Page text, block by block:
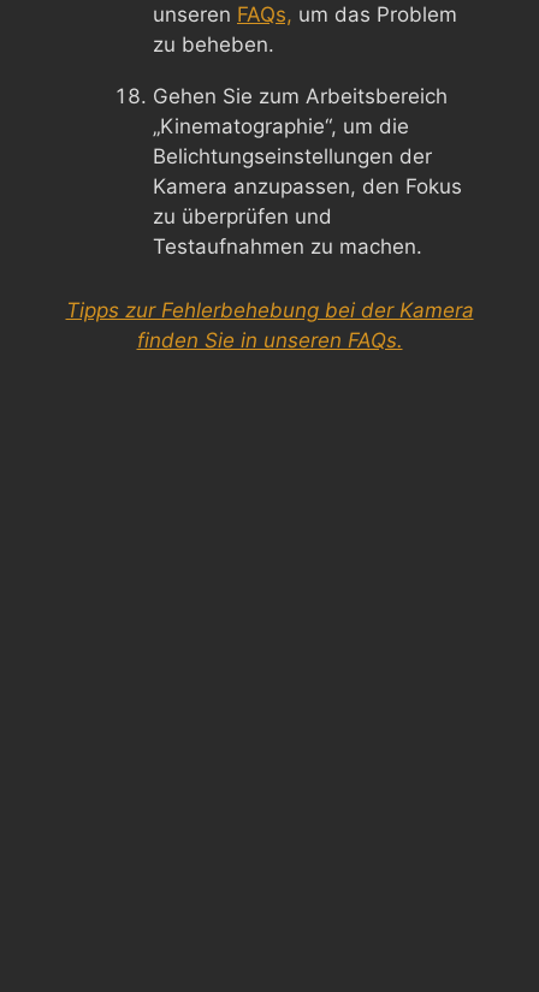
unseren FAQs, um das Problem
zu beheben.
Gehen Sie zum Arbeitsbereich
„Kinematographie“, um die
Belichtungseinstellungen der
Kamera anzupassen, den Fokus
zu überprüfen und
Testaufnahmen zu machen.
Tipps zur Fehlerbehebung bei der Kamera
finden Sie in unseren FAQs.